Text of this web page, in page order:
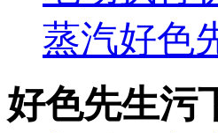
蒸汽好色
好色先生污